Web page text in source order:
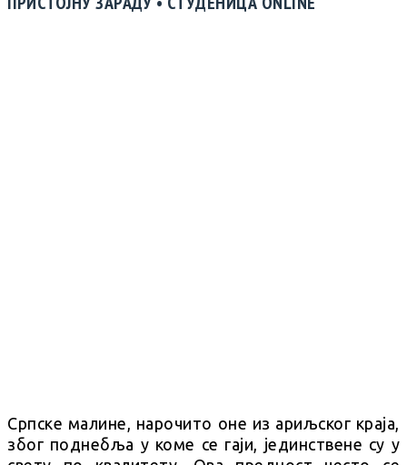
Српске малине, нарочито оне из ариљског краја,
због поднебља у коме се гаји, јединствене су у